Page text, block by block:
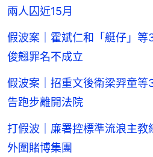
兩人囚近15月
假波案｜霍斌仁和「艇仔」
俊翹罪名不成立
假波案｜招重文後衛梁羿童
告跑步離開法院
打假波｜廉署控標準流浪主
外圍賭博集團